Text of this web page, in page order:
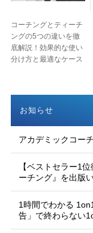
コーチングとティーチ
ングの5つの違いを徹
底解説！効果的な使い
分け方と最適なケース
お知らせ
アカデミックコー
【ベストセラー1
ーチング』を出版
1時間でわかる
告」で終わらない